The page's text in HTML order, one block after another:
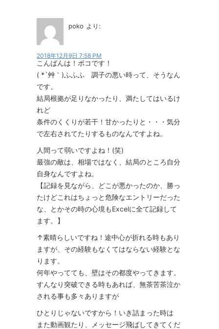
poko より:
2018年12月9日 7:58 PM
こんばんは！ポコです！
( *´艸｀)ふふふ 調子の悪い時って、そうなん
です。
結局根拠が足りなかったり、満たしてはいるけ
れど
条件のくくりが若干！甘かったりと・・・気分
で左右されてたりするものなんですよね。
人間って弱いですよね！(笑)
最強の敵は、相場ではなく、結局のところ自分
自身なんですよね。
【記録を見ながら、どこが悪かったのか、勝っ
たけどこれはちょっと危険なエントリーだった
な、とかその時の心境もExcelに全て記録して
ます。】
↑素晴らしいですね！途中心が折れる時もあり
ますが、その経験もなくてはならない経験とな
ります。
何年やってても、壁はその都度やってきます。
すんなり突破できる時もあれば、無茶苦茶泣か
される事も多々ありますが
ひとりじゃないですから！いき詰まった時は
また動画観たり、メッセージ飛ばしてきてくだ